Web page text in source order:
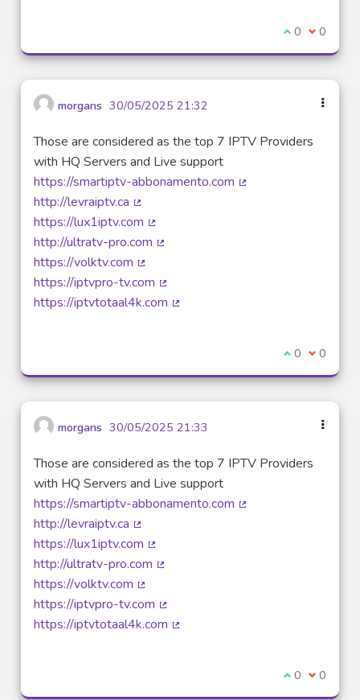
Je suis
0 Je ne
0
morgans 30/05/2025 21:32
Those are considered as the top 7 IPTV Providers
with HQ Servers and Live support
https://smartiptv-abbonamento.com
http://levraiptv.ca
(Lien externe)
https://lux1iptv.com
(Lien externe)
http://ultratv-pro.com
https://volktv.com
(Lien externe)
https://iptvpro-tv.com
(Lien externe)
https://iptvtotaal4k.com
Je suis
0 Je ne
0
morgans 30/05/2025 21:33
Those are considered as the top 7 IPTV Providers
with HQ Servers and Live support
https://smartiptv-abbonamento.com
http://levraiptv.ca
(Lien externe)
https://lux1iptv.com
(Lien externe)
http://ultratv-pro.com
https://volktv.com
(Lien externe)
https://iptvpro-tv.com
(Lien externe)
https://iptvtotaal4k.com
Je suis
0 Je ne
0